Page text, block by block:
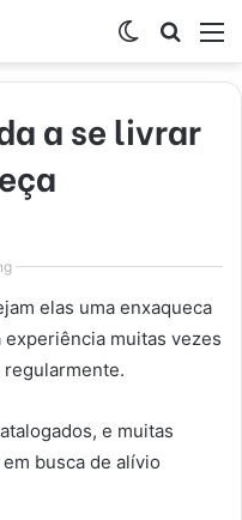
por
Switch
skin
a se livrar
elas uma enxaqueca
muitas vezes
e muitas
busca de alívio